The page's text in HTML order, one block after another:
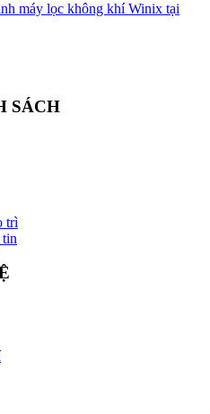
máy lọc không khí Winix tại
SÁCH
trì
tin